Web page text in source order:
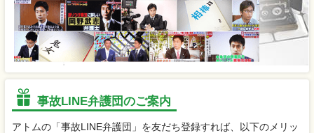
事故LINE弁護団のご案内
アトムの「事故LINE弁護団」を友だち登録すれば、以下のメリッ